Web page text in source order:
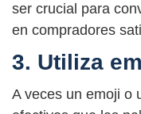
ser crucial para
en compradores
3. Utiliza
A veces un emoji o